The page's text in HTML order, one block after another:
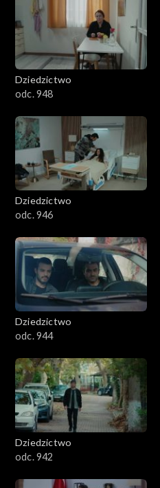
Dziedzictwo
odc. 948
Dziedzictwo
odc. 946
Dziedzictwo
odc. 944
Dziedzictwo
odc. 942